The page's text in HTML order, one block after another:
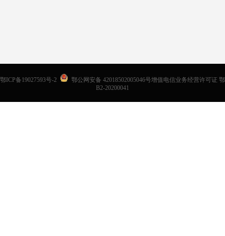
鄂ICP备19027593号-2
鄂公网安备 42018502005046号增值电信业务经营许可证 鄂
B2-20200041